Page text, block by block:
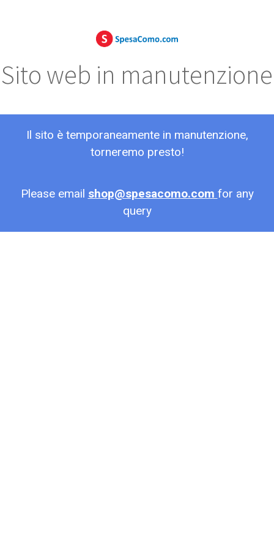
Sito web in manutenzione
Il sito è temporaneamente in manutenzione,
torneremo presto!
Please email shop@spesacomo.com for any
query